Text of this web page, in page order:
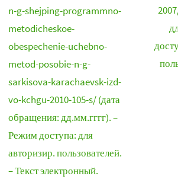
n-g-shejping-programmno-
metodicheskoe-
obespechenie-uchebno-
metod-posobie-n-g-
sarkisova-karachaevsk-izd-
vo-kchgu-2010-105-s/ (дата
обращения: дд.мм.гггг). –
Режим доступа: для
авторизир. пользователей.
– Текст электронный.